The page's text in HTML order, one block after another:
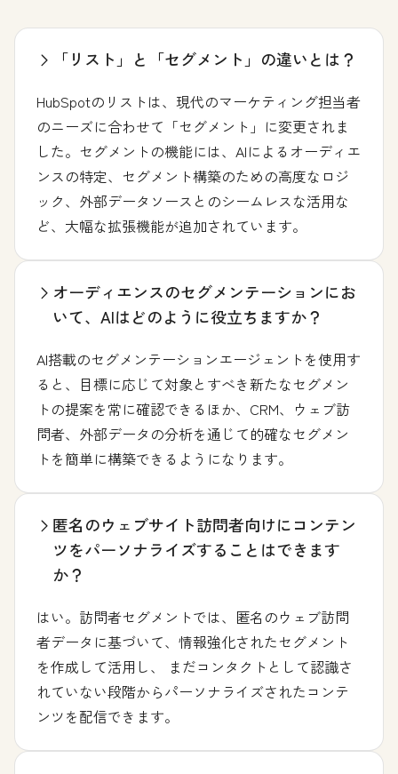
「リスト」と「セグメント」の違いとは？
HubSpotのリストは、現代のマーケティング担当者
のニーズに合わせて「セグメント」に変更されま
した。セグメントの機能には、AIによるオーディエ
ンスの特定、セグメント構築のための高度なロジ
ック、外部データソースとのシームレスな活用な
ど、大幅な拡張機能が追加されています。
オーディエンスのセグメンテーションにお
いて、AIはどのように役立ちますか？
AI搭載のセグメンテーションエージェントを使用す
ると、目標に応じて対象とすべき新たなセグメン
トの提案を常に確認できるほか、CRM、ウェブ訪
問者、外部データの分析を通じて的確なセグメン
トを簡単に構築できるようになります。
匿名のウェブサイト訪問者向けにコンテン
ツをパーソナライズすることはできます
か？
はい。訪問者セグメントでは、匿名のウェブ訪問
者データに基づいて、情報強化されたセグメント
を作成して活用し、 まだコンタクトとして認識さ
れていない段階からパーソナライズされたコンテ
ンツを配信できます。